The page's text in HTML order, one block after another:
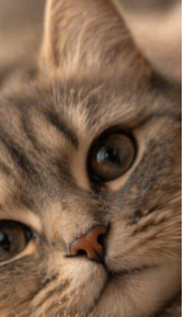
Damen
Anzeige